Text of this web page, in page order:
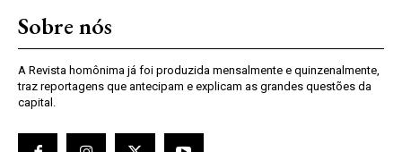
Sobre nós
A Revista homônima já foi produzida mensalmente e quinzenalmente,
traz reportagens que antecipam e explicam as grandes questões da
capital.